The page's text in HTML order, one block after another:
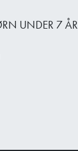
UNDER 7 ÅR